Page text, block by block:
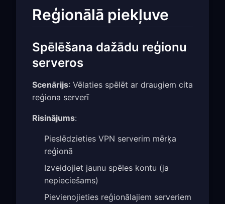
Reģionālā piekļuve
Spēlēšana dažādu reģionu
serveros
Scenārijs: Vēlaties spēlēt ar draugiem cita
reģiona serverī
Risinājums:
Pieslēdzieties VPN serverim mērķa
reģionā
Izveidojiet jaunu spēles kontu (ja
nepieciešams)
Pievienojieties reģionālajiem serveriem